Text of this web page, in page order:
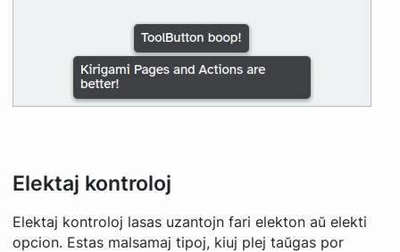
Elektaj kontroloj
Elektaj kontroloj lasas uzantojn fari elekton aŭ elekti
opcion. Estas malsamaj tipoj, kiuj plej taŭgas por